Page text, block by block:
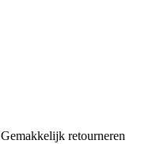
Gemakkelijk retourneren